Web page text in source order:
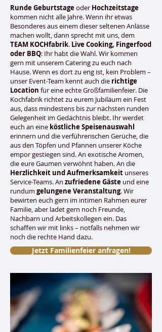
Runde Geburtstageoder Hochzeitstage
kommen nicht alle Jahre. Wenn ihr etwas
Besonderes aus einem dieser seltenen Anlässe
machen wollt, dann sprecht mit uns, dem
TEAM KOCHfabrik. Live Cooking, Fingerfood
oder BBQ: Ihr habt die Wahl. Wir kommen
gern mit unserem Catering zu euch nach
Hause. Wenn es dort zu eng ist, kein Problem –
unser Event-Team kennt auch die richtige
Location für eine echte Großfamilienfeier. Die
Kochfabrik richtet zu eurem Jubiläum ein Fest
aus, dass mindestens bis zur nächsten runden
Gelegenheit im Gedächtnis bleibt. Ihr werdet
euch an eine köstliche Speisenauswahl
erinnern und die verführerischen Gerüche, die
aus den Töpfen und Pfannen unserer Köche
empor gestiegen sind. An exotische Aromen,
die eure Gaumen verwöhnt haben. An die
Herzlichkeit und Aufmerksamkeit unseres
Service-Teams. An zufriedene Gäste und eine
rundum gelungene Veranstaltung. Wir
bewirten euch gern im intimen Rahmen eurer
Familie, aber ladet gern noch Freunde,
Nachbarn und Arbeitskollegen ein. Das
schaffen wir mit links – notfalls nehmen wir
noch die rechte Hand dazu.
Jetzt Familienfeier anfragen!